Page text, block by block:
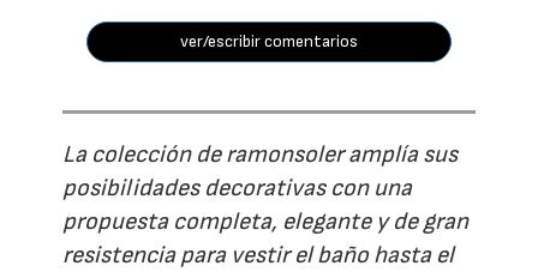
ver/escribir comentarios
La colección de ramonsoler amplía sus
posibilidades decorativas con una
propuesta completa, elegante y de gran
resistencia para vestir el baño hasta el